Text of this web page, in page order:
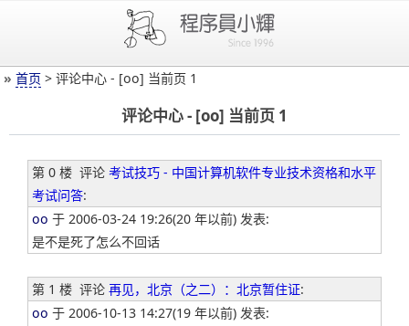
» 首页 > 评论中心 - [oo] 当前页 1
评论中心 - [oo] 当前页 1
第 0 楼 评论 考试技巧 - 中国计算机软件专业技术资格和水平
考试问答:
oo 于 2006-03-24 19:26(20 年以前) 发表:
是不是死了怎么不回话
第 1 楼 评论 再见，北京（之二）：北京暂住证:
oo 于 2006-10-13 14:27(19 年以前) 发表: